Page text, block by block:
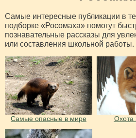
Самые интересные публикации в
подборке «Росомаха» помогут
познавательные рассказы для
или составления школьной работы.
Самые опасные в мире Охота